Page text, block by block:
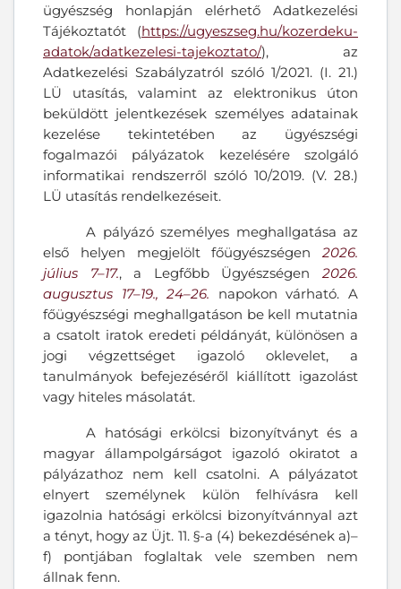
ügyészség honlapján elérhető Adatkezelési
Tájékoztatót (https://ugyeszseg.hu/kozerdeku-
adatok/adatkezelesi-tajekoztato/), az
Adatkezelési Szabályzatról szóló 1/2021. (I. 21.)
LÜ utasítás, valamint az elektronikus úton
beküldött jelentkezések személyes adatainak
kezelése tekintetében az ügyészségi
fogalmazói pályázatok kezelésére szolgáló
informatikai rendszerről szóló 10/2019. (V. 28.)
LÜ utasítás rendelkezéseit.
A pályázó személyes meghallgatása az
első helyen megjelölt főügyészségen 2026.
július 7–17., a Legfőbb Ügyészségen2026.
augusztus 17–19., 24–26. napokon várható. A
főügyészségi meghallgatáson be kell mutatnia
a csatolt iratok eredeti példányát, különösen a
jogi végzettséget igazoló oklevelet, a
tanulmányok befejezéséről kiállított igazolást
vagy hiteles másolatát.
A hatósági erkölcsi bizonyítványt és a
magyar állampolgárságot igazoló okiratot a
pályázathoz nem kell csatolni. A pályázatot
elnyert személynek külön felhívásra kell
igazolnia hatósági erkölcsi bizonyítvánnyal azt
a tényt, hogy az Üjt. 11. §-a (4) bekezdésének a)–
f) pontjában foglaltak vele szemben nem
állnak fenn.